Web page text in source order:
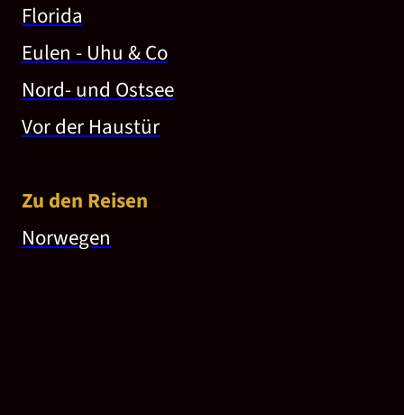
Florida
Eulen - Uhu & Co
Nord- und Ostsee
Vor der Haustür
Zu den Reisen
Norwegen